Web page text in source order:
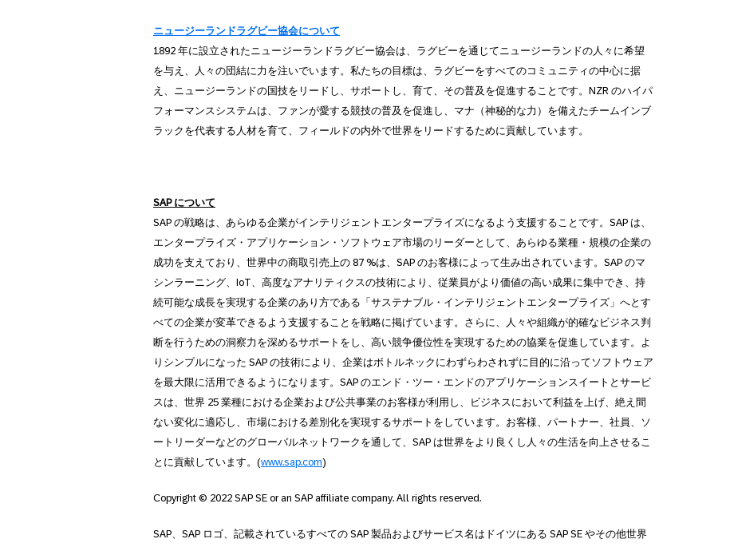
ニュージーランドラグビー協会について
1892 年に設立されたニュージーランドラグビー協会は、ラグビーを通じてニュージーランドの人々に希望
を与え、人々の団結に力を注いでいます。私たちの目標は、ラグビーをすべてのコミュニティの中心に据
え、ニュージーランドの国技をリードし、サポートし、育て、その普及を促進することです。NZR のハイパ
フォーマンスシステムは、ファンが愛する競技の普及を促進し、マナ（神秘的な力）を備えたチームインブ
ラックを代表する人材を育て、フィールドの内外で世界をリードするために貢献しています。
SAP について
SAP の戦略は、あらゆる企業がインテリジェントエンタープライズになるよう支援することです。SAP は、
エンタープライズ・アプリケーション・ソフトウェア市場のリーダーとして、あらゆる業種・規模の企業の
成功を支えており、世界中の商取引売上の 87 %は、SAP のお客様によって生み出されています。SAP のマ
シンラーニング、IoT、高度なアナリティクスの技術により、従業員がより価値の高い成果に集中でき、持
続可能な成長を実現する企業のあり方である「サステナブル・インテリジェントエンタープライズ」へとす
べての企業が変革できるよう支援することを戦略に掲げています。さらに、人々や組織が的確なビジネス判
断を行うための洞察力を深めるサポートをし、高い競争優位性を実現するための協業を促進しています。よ
りシンプルになった SAP の技術により、企業はボトルネックにわずらわされずに目的に沿ってソフトウェア
を最大限に活用できるようになります。SAP のエンド・ツー・エンドのアプリケーションスイートとサービ
スは、世界 25 業種における企業および公共事業のお客様が利用し、ビジネスにおいて利益を上げ、絶え間
ない変化に適応し、市場における差別化を実現するサポートをしています。お客様、パートナー、社員、ソ
ートリーダーなどのグローバルネットワークを通して、SAP は世界をより良くし人々の生活を向上させるこ
とに貢献しています。(www.sap.com)
Copyright © 2022 SAP SE or an SAP affiliate company. All rights reserved.
SAP、SAP ロゴ、記載されているすべての SAP 製品およびサービス名はドイツにある SAP SE やその他世界